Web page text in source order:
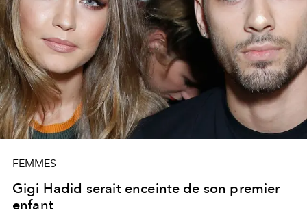
FEMMES
Gigi Hadid serait enceinte de son premier
enfant